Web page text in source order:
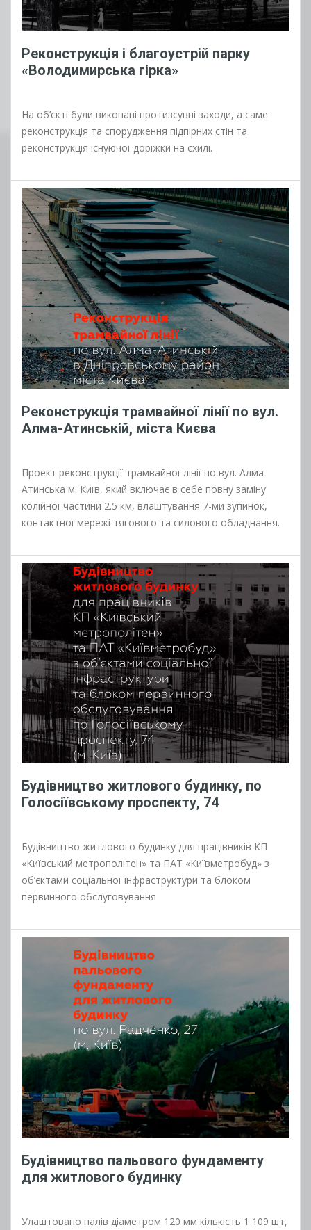
Реконструкція і благоустрій парку
«Володимирська гірка»
На об’єкті були виконані протизсувні заходи, а саме
реконструкція та спорудження підпірних стін та
реконструкція існуючої доріжки на схилі.
Реконструкція трамвайної лінії по вул.
Алма-Атинській, міста Києва
Проект реконструкції трамвайної лінії по вул. Алма-
Атинська м. Київ, який включає в себе повну заміну
колійної частини 2.5 км, влаштування 7-ми зупинок,
контактної мережі тягового та силового обладнання.
Будівництво житлового будинку, по
Голосіївському проспекту, 74
Будівництво житлового будинку для працівників КП
«Київський метрополітен» та ПАТ «Київметробуд» з
об’єктами соціальної інфраструктури та блоком
первинного обслуговування
Будівництво пальового фундаменту
для житлового будинку
Улаштовано палів діаметром 120 мм кількість 1 109 шт,